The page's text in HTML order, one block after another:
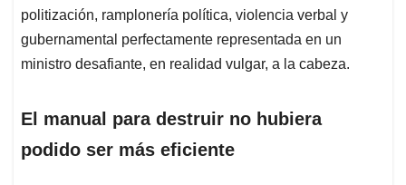
politización, ramplonería política, violencia verbal y
gubernamental perfectamente representada en un
ministro desafiante, en realidad vulgar, a la cabeza.
El manual para destruir no hubiera
podido ser más eficiente